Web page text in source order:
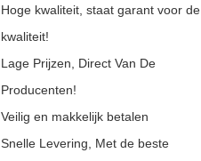
Hoge kwaliteit, staat garant voor de
kwaliteit!
Lage Prijzen, Direct Van De
Producenten!
Veilig en makkelijk betalen
Snelle Levering, Met de beste